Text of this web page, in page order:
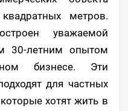
метров.
уважаемой
30-летним опытом
бизнесе. Эти
для частных
хотят жить в